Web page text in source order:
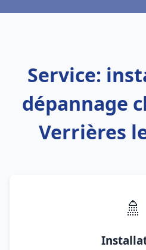
Service:
dépannage
Verrières
🚿